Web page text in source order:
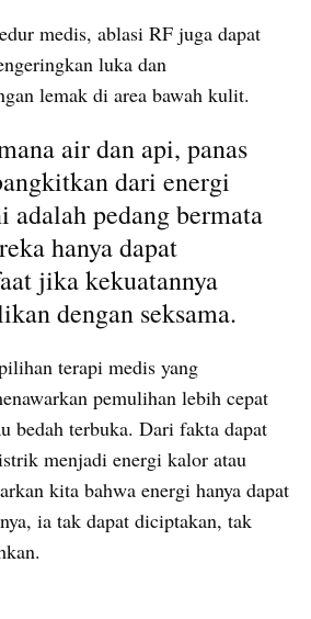
medis, ablasi RF juga dapat
luka dan
lemak di area bawah kulit.
air dan api, panas
dari energi
pedang bermata
hanya dapat
jika kekuatannya
dengan seksama.
terapi medis yang
pemulihan lebih cepat
bedah terbuka. Dari fakta dapat
menjadi energi kalor atau
kita bahwa energi hanya dapat
ia tak dapat diciptakan, tak